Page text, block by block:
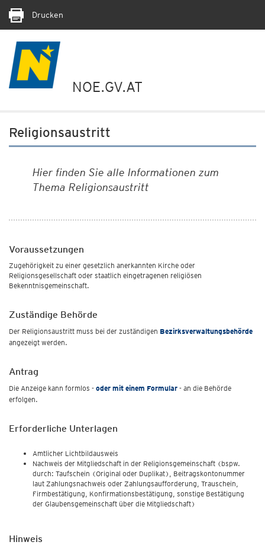
Drucken
NOE.GV.AT
Religionsaustritt
Hier finden Sie alle Informationen zum
Thema Religionsaustritt
Voraussetzungen
Zugehörigkeit zu einer gesetzlich anerkannten Kirche oder
Religionsgesellschaft oder staatlich eingetragenen religiösen
Bekenntnisgemeinschaft.
Zuständige Behörde
Der Religionsaustritt muss bei der zuständigen Bezirksverwaltungsbehörde
angezeigt werden.
Antrag
Die Anzeige kann formlos - oder mit einem Formular - an die Behörde
erfolgen.
Erforderliche Unterlagen
Amtlicher Lichtbildausweis
Nachweis der Mitgliedschaft in der Religionsgemeinschaft (bspw.
durch: Taufschein (Original oder Duplikat), Beitragskontonummer
laut Zahlungsnachweis oder Zahlungsaufforderung, Trauschein,
Firmbestätigung, Konfirmationsbestätigung, sonstige Bestätigung
der Glaubensgemeinschaft über die Mitgliedschaft)
Hinweis